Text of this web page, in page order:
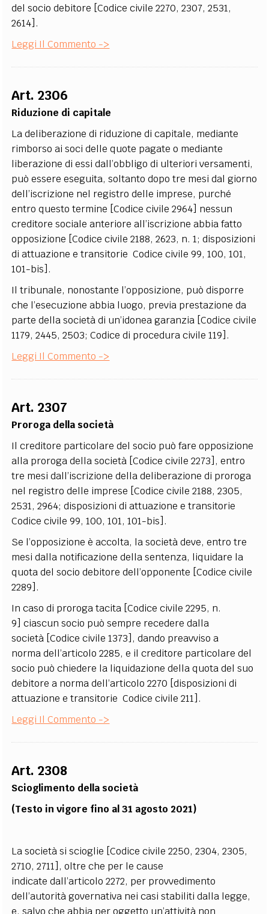
del socio debitore [Codice civile 2270, 2307, 2531,
2614].
Leggi Il Commento ->
Art. 2306
Riduzione di capitale
La deliberazione di riduzione di capitale, mediante
rimborso ai soci delle quote pagate o mediante
liberazione di essi dall’obbligo di ulteriori versamenti,
può essere eseguita, soltanto dopo tre mesi dal giorno
dell’iscrizione nel registro delle imprese, purché
entro questo termine [Codice civile 2964] nessun
creditore sociale anteriore all’iscrizione abbia fatto
opposizione [Codice civile 2188, 2623, n. 1; disposizioni
di attuazione e transitorie Codice civile 99, 100, 101,
101-bis].
Il tribunale, nonostante l’opposizione, può disporre
che l’esecuzione abbia luogo, previa prestazione da
parte della società di un’idonea garanzia [Codice civile
1179, 2445, 2503; Codice di procedura civile 119].
Leggi Il Commento ->
Art. 2307
Proroga della società
Il creditore particolare del socio può fare opposizione
alla proroga della società [Codice civile 2273], entro
tre mesi dall’iscrizione della deliberazione di proroga
nel registro delle imprese [Codice civile 2188, 2305,
2531, 2964; disposizioni di attuazione e transitorie
Codice civile 99, 100, 101, 101-bis].
Se l’opposizione è accolta, la società deve, entro tre
mesi dalla notificazione della sentenza, liquidare la
quota del socio debitore dell’opponente [Codice civile
2289].
In caso di proroga tacita [Codice civile 2295, n.
9] ciascun socio può sempre recedere dalla
società [Codice civile 1373], dando preavviso a
norma dell’articolo 2285, e il creditore particolare del
socio può chiedere la liquidazione della quota del suo
debitore a norma dell’articolo 2270 [disposizioni di
attuazione e transitorie Codice civile 211].
Leggi Il Commento ->
Art. 2308
Scioglimento della società
(Testo in vigore fino al 31 agosto 2021)
La società si scioglie [Codice civile 2250, 2304, 2305,
2710, 2711], oltre che per le cause
indicate dall’articolo 2272, per provvedimento
dell’autorità governativa nei casi stabiliti dalla legge,
e, salvo che abbia per oggetto un’attività non